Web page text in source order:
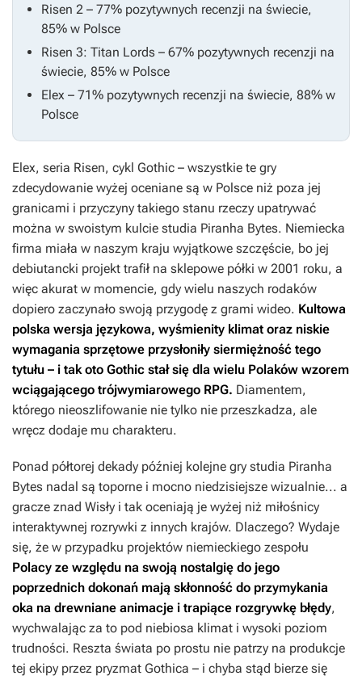
Risen 2 – 77% pozytywnych recenzji na świecie,
85% w Polsce
Risen 3: Titan Lords – 67% pozytywnych recenzji na
świecie, 85% w Polsce
Elex – 71% pozytywnych recenzji na świecie, 88% w
Polsce
Elex, seria Risen, cykl Gothic – wszystkie te gry
zdecydowanie wyżej oceniane są w Polsce niż poza jej
granicami i przyczyny takiego stanu rzeczy upatrywać
można w swoistym kulcie studia Piranha Bytes. Niemiecka
firma miała w naszym kraju wyjątkowe szczęście, bo jej
debiutancki projekt trafił na sklepowe półki w 2001 roku, a
więc akurat w momencie, gdy wielu naszych rodaków
dopiero zaczynało swoją przygodę z grami wideo. Kultowa
polska wersja językowa, wyśmienity klimat oraz niskie
wymagania sprzętowe przysłoniły siermiężność tego
tytułu – i tak oto Gothic stał się dla wielu Polaków wzorem
wciągającego trójwymiarowego RPG. Diamentem,
którego nieoszlifowanie nie tylko nie przeszkadza, ale
wręcz dodaje mu charakteru.
Ponad półtorej dekady później kolejne gry studia Piranha
Bytes nadal są toporne i mocno niedzisiejsze wizualnie... a
gracze znad Wisły i tak oceniają je wyżej niż miłośnicy
interaktywnej rozrywki z innych krajów. Dlaczego? Wydaje
się, że w przypadku projektów niemieckiego zespołu
Polacy ze względu na swoją nostalgię do jego
poprzednich dokonań mają skłonność do przymykania
oka na drewniane animacje i trapiące rozgrywkę błędy,
wychwalając za to pod niebiosa klimat i wysoki poziom
trudności. Reszta świata po prostu nie patrzy na produkcje
tej ekipy przez pryzmat Gothica – i chyba stąd bierze się